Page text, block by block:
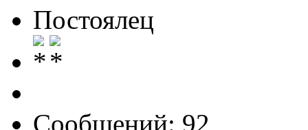
Постоялец
Сообщений: 92